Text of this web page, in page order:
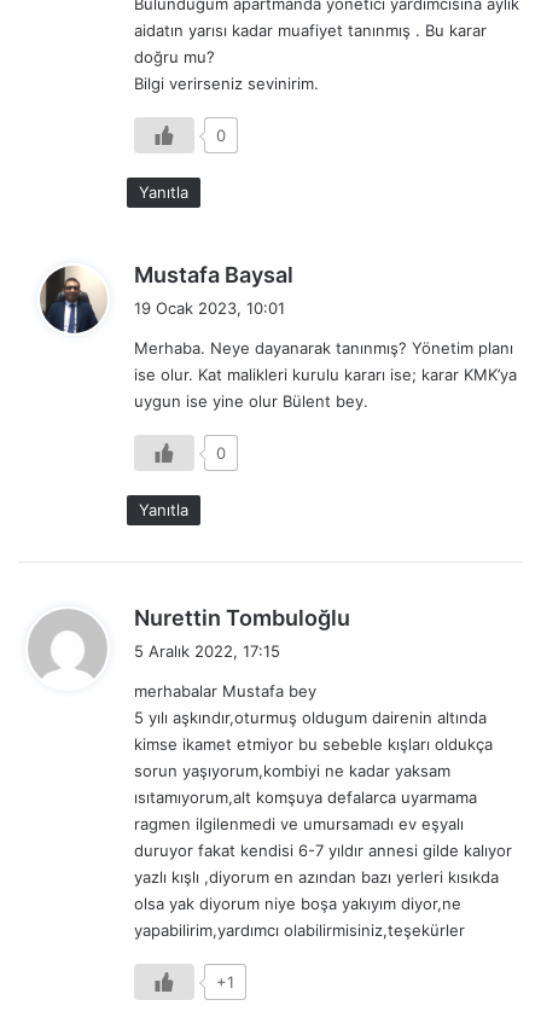
k
i
aidatın yarısı kadar muafiyet tanınmış . Bu karar
doğru mu?
Bilgi verirseniz sevinirim.
0
Yanıtla
Mustafa Baysal
i
k
i
19 Ocak 2023, 10:01
Merhaba. Neye dayanarak tanınmış? Yönetim planı
ise olur. Kat malikleri kurulu kararı ise; karar KMK’ya
uygun ise yine olur Bülent bey.
0
Yanıtla
Nurettin Tombuloğlu
k
i
:
5 Aralık 2022, 17:15
merhabalar Mustafa bey
5 yılı aşkındır,oturmuş oldugum dairenin altında
kimse ikamet etmiyor bu sebeble kışları oldukça
sorun yaşıyorum,kombiyi ne kadar yaksam
ısıtamıyorum,alt komşuya defalarca uyarmama
ragmen ilgilenmedi ve umursamadı ev eşyalı
duruyor fakat kendisi 6-7 yıldır annesi gilde kalıyor
yazlı kışlı ,diyorum en azından bazı yerleri kısıkda
olsa yak diyorum niye boşa yakıyım diyor,ne
yapabilirim,yardımcı olabilirmisiniz,teşekürler
+1